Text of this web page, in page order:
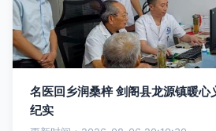
名医回乡润桑梓 剑阁县龙源镇暖心
纪实